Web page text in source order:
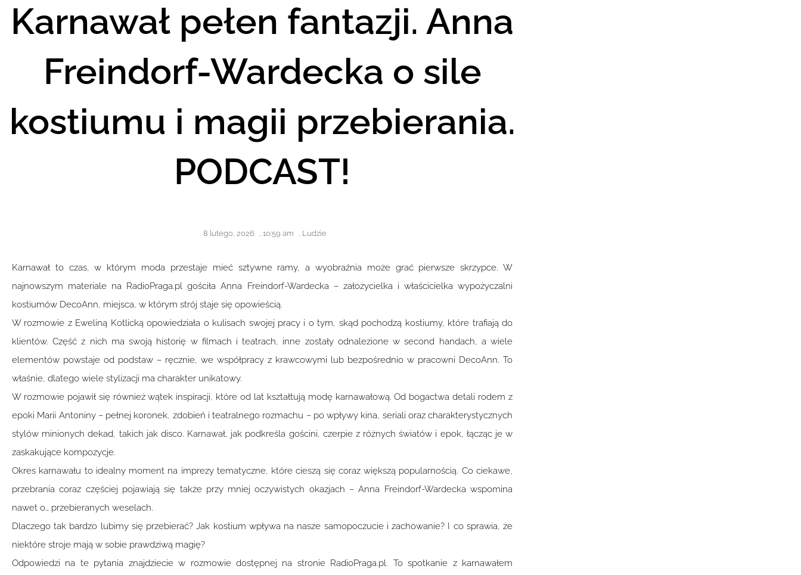
Karnawał pełen fantazji. Anna
Freindorf-Wardecka o sile
kostiumu i magii przebierania.
PODCAST!
8 lutego, 2026 , 10:59 am , Ludzie
Karnawał to czas, w którym moda przestaje mieć sztywne ramy, a wyobraźnia może grać pierwsze skrzypce. W
najnowszym materiale na RadioPraga.pl gościła Anna Freindorf-Wardecka – założycielka i właścicielka wypożyczalni
kostiumów DecoAnn, miejsca, w którym strój staje się opowieścią.
W rozmowie z Eweliną Kotlicką opowiedziała o kulisach swojej pracy i o tym, skąd pochodzą kostiumy, które trafiają do
klientów. Część z nich ma swoją historię w filmach i teatrach, inne zostały odnalezione w second handach, a wiele
elementów powstaje od podstaw – ręcznie, we współpracy z krawcowymi lub bezpośrednio w pracowni DecoAnn. To
właśnie, dlatego wiele stylizacji ma charakter unikatowy.
W rozmowie pojawił się również wątek inspiracji, które od lat kształtują modę karnawałową. Od bogactwa detali rodem z
epoki Marii Antoniny – pełnej koronek, zdobień i teatralnego rozmachu – po wpływy kina, seriali oraz charakterystycznych
stylów minionych dekad, takich jak disco. Karnawał, jak podkreśla gościni, czerpie z różnych światów i epok, łącząc je w
zaskakujące kompozycje.
Okres karnawału to idealny moment na imprezy tematyczne, które cieszą się coraz większą popularnością. Co ciekawe,
przebrania coraz częściej pojawiają się także przy mniej oczywistych okazjach – Anna Freindorf-Wardecka wspomina
nawet o… przebieranych weselach.
Dlaczego tak bardzo lubimy się przebierać? Jak kostium wpływa na nasze samopoczucie i zachowanie? I co sprawia, że
niektóre stroje mają w sobie prawdziwą magię?
Odpowiedzi na te pytania znajdziecie w rozmowie dostępnej na stronie RadioPraga.pl. To spotkanie z karnawałem